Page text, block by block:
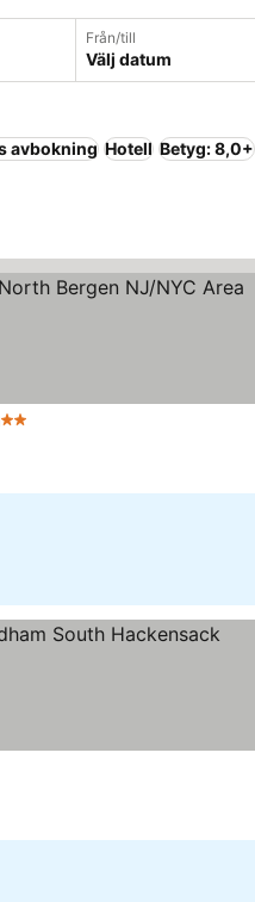
Från/till
Välj datum
avbokning Hotell Betyg: 8,0+
2 Stjärnor